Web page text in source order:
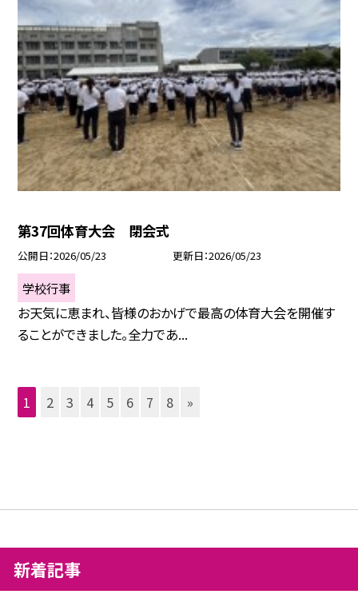
第37回体育大会 閉会式
公開日 2026/05/23 更新日 2026/05/23
学校行事
お天気に恵まれ、皆様のおかげで最高の体育大会を開催す
ることができました。全力であ...
1 2 3 4 5 6 7 8 »
新着記事